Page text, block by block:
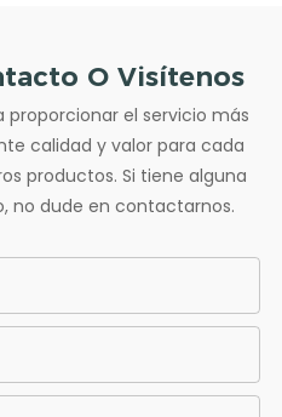
O Visítenos
el servicio más
calidad y valor para cada
productos. Si tiene alguna
no dude en contactarnos.